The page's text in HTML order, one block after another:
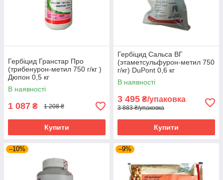
Гербіцид Гранстар Про
(трибенурон-метил 750 г/кг )
Дюпон 0,5 кг
В наявності
1 087 ₴ 1 208 ₴
Купити
Гербіцид Сальса ВГ
(этаметсульфурон-метил 750
г/кг) DuPont 0,6 кг
В наявності
3 495 ₴/упаковка
3 883 ₴/упаковка
Купити
–10% –9%